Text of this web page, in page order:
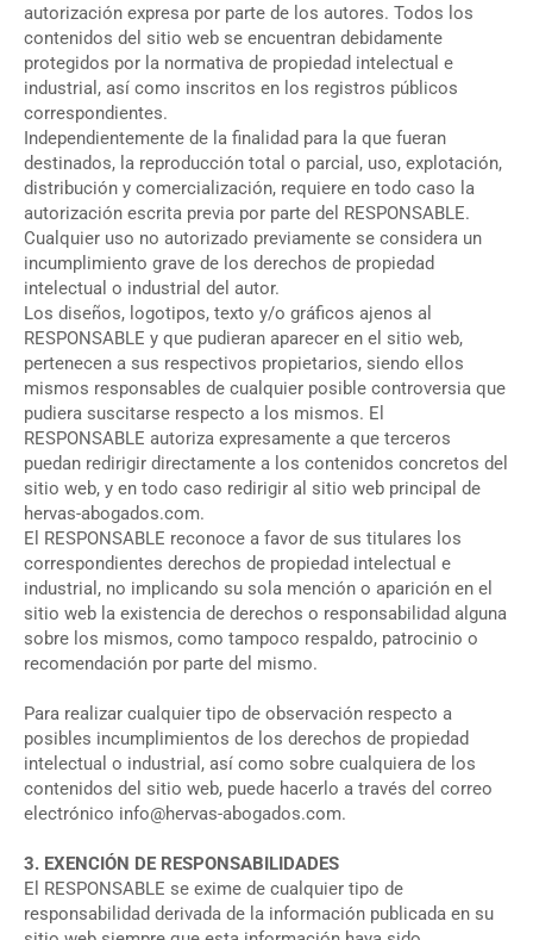
autorización expresa por parte de los autores. Todos los
contenidos del sitio web se encuentran debidamente
protegidos por la normativa de propiedad intelectual e
industrial, así como inscritos en los registros públicos
correspondientes.
Independientemente de la finalidad para la que fueran
destinados, la reproducción total o parcial, uso, explotación,
distribución y comercialización, requiere en todo caso la
autorización escrita previa por parte del RESPONSABLE.
Cualquier uso no autorizado previamente se considera un
incumplimiento grave de los derechos de propiedad
intelectual o industrial del autor.
Los diseños, logotipos, texto y/o gráficos ajenos al
RESPONSABLE y que pudieran aparecer en el sitio web,
pertenecen a sus respectivos propietarios, siendo ellos
mismos responsables de cualquier posible controversia que
pudiera suscitarse respecto a los mismos. El
RESPONSABLE autoriza expresamente a que terceros
puedan redirigir directamente a los contenidos concretos del
sitio web, y en todo caso redirigir al sitio web principal de
hervas-abogados.com.
El RESPONSABLE reconoce a favor de sus titulares los
correspondientes derechos de propiedad intelectual e
industrial, no implicando su sola mención o aparición en el
sitio web la existencia de derechos o responsabilidad alguna
sobre los mismos, como tampoco respaldo, patrocinio o
recomendación por parte del mismo.
Para realizar cualquier tipo de observación respecto a
posibles incumplimientos de los derechos de propiedad
intelectual o industrial, así como sobre cualquiera de los
contenidos del sitio web, puede hacerlo a través del correo
electrónico info@hervas-abogados.com.
3. EXENCIÓN DE RESPONSABILIDADES
El RESPONSABLE se exime de cualquier tipo de
responsabilidad derivada de la información publicada en su